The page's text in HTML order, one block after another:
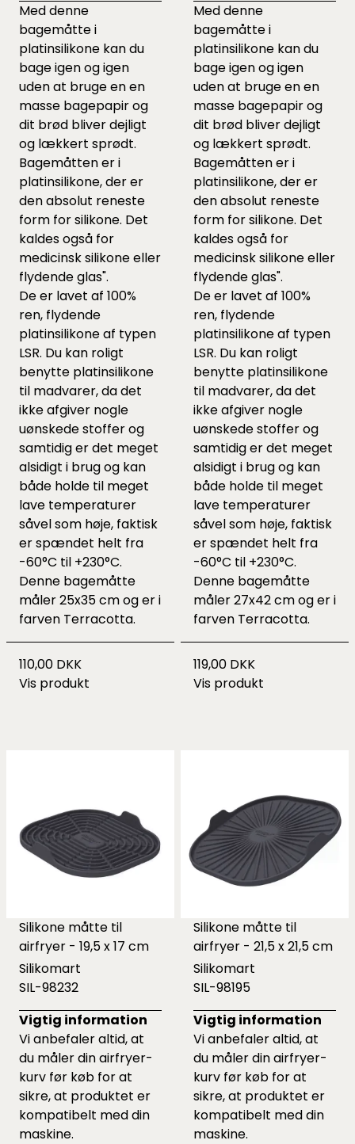
Med denne
bagemåtte i
platinsilikone kan du
bage igen og igen
uden at bruge en en
masse bagepapir og
dit brød bliver dejligt
og lækkert sprødt.
Bagemåtten er i
platinsilikone, der er
den absolut reneste
form for silikone. Det
kaldes også for
medicinsk silikone eller
flydende glas".
De er lavet af 100%
ren, flydende
platinsilikone af typen
LSR. Du kan roligt
benytte platinsilikone
til madvarer, da det
ikke afgiver nogle
uønskede stoffer og
samtidig er det meget
alsidigt i brug og kan
både holde til meget
lave temperaturer
såvel som høje, faktisk
er spændet helt fra
-60°C til +230°C.
Denne bagemåtte
måler 25x35 cm og er i
farven Terracotta.
110,00 DKK
Vis produkt
Med denne
bagemåtte i
platinsilikone kan du
bage igen og igen
uden at bruge en en
masse bagepapir og
dit brød bliver dejligt
og lækkert sprødt.
Bagemåtten er i
platinsilikone, der er
den absolut reneste
form for silikone. Det
kaldes også for
medicinsk silikone eller
flydende glas".
De er lavet af 100%
ren, flydende
platinsilikone af typen
LSR. Du kan roligt
benytte platinsilikone
til madvarer, da det
ikke afgiver nogle
uønskede stoffer og
samtidig er det meget
alsidigt i brug og kan
både holde til meget
lave temperaturer
såvel som høje, faktisk
er spændet helt fra
-60°C til +230°C.
Denne bagemåtte
måler 27x42 cm og er i
farven Terracotta.
119,00 DKK
Vis produkt
Silikone måtte til
airfryer - 19,5 x 17 cm
Silikomart
SIL-98232
Vigtig information
Vi anbefaler altid, at
du måler din airfryer-
kurv før køb for at
sikre, at produktet er
kompatibelt med din
maskine.
Silikone måtte til
airfryer - 21,5 x 21,5 cm
Silikomart
SIL-98195
Vigtig information
Vi anbefaler altid, at
du måler din airfryer-
kurv før køb for at
sikre, at produktet er
kompatibelt med din
maskine.